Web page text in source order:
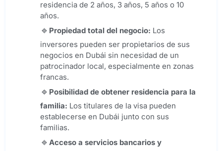
residencia de 2 años, 3 años, 5 años o 10
años.
Propiedad total del negocio: Los
inversores pueden ser propietarios de sus
negocios en Dubái sin necesidad de un
patrocinador local, especialmente en zonas
francas.
Posibilidad de obtener residencia para la
familia: Los titulares de la visa pueden
establecerse en Dubái junto con sus
familias.
Acceso a servicios bancarios y